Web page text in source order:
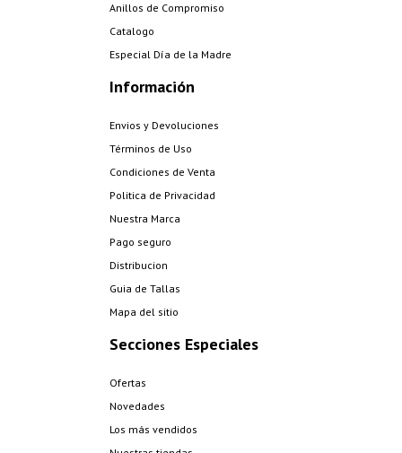
Anillos de Compromiso
Catalogo
Especial Día de la Madre
Información
Envios y Devoluciones
Términos de Uso
Condiciones de Venta
Politica de Privacidad
Nuestra Marca
Pago seguro
Distribucion
Guia de Tallas
Mapa del sitio
Secciones Especiales
Ofertas
Novedades
Los más vendidos